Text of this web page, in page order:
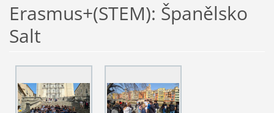
Erasmus+(STEM): Španělsko
Salt